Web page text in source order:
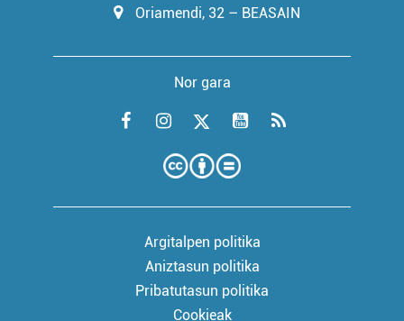
Oriamendi, 32 – BEASAIN
Nor gara
Argitalpen politika
Aniztasun politika
Pribatutasun politika
Cookieak